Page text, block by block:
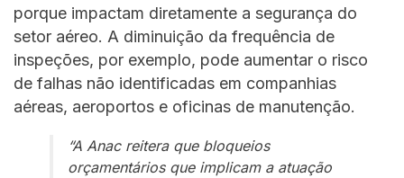
porque impactam diretamente a segurança do
setor aéreo. A diminuição da frequência de
inspeções, por exemplo, pode aumentar o risco
de falhas não identificadas em companhias
aéreas, aeroportos e oficinas de manutenção.
“A Anac reitera que bloqueios
orçamentários que implicam a atuação